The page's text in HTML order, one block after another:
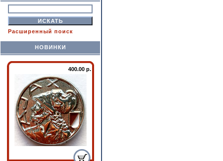
Расширенный поиск
НОВИНКИ
400.00 р.